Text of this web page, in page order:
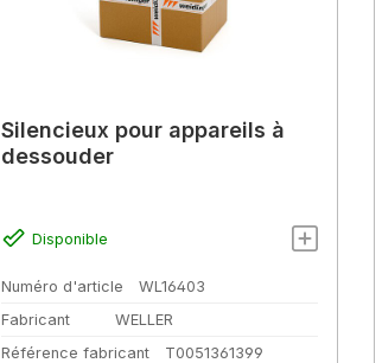
Silencieux pour appareils à
dessouder
Disponible
Numéro d'article
WL16403
Fabricant
WELLER
Référence fabricant
T0051361399